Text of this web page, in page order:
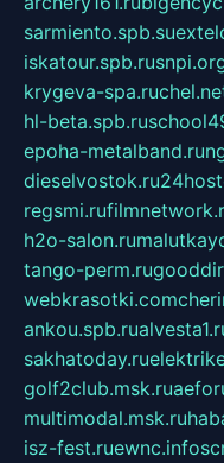
sarmiento.spb.su
iskatour.spb.ru
krygeva-spa.ru
hl-beta.spb.ru
epoha-metalband.ru
dieselvostok.ru
regsmi.ru
h2o-salon.ru
tango-perm.ru
webkrasotki.com
ankou.spb.ru
sakhatoday.ru
golf2club.msk.ru
multimodal.msk.ru
isz-fest.ruewnc.info